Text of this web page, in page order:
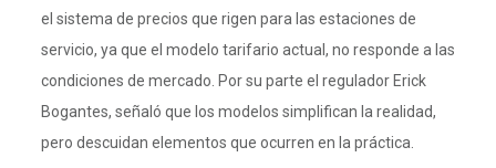
el sistema de precios que rigen para las estaciones de
servicio, ya que el modelo tarifario actual, no responde a las
condiciones de mercado. Por su parte el regulador Erick
Bogantes, señaló que los modelos simplifican la realidad,
pero descuidan elementos que ocurren en la práctica.